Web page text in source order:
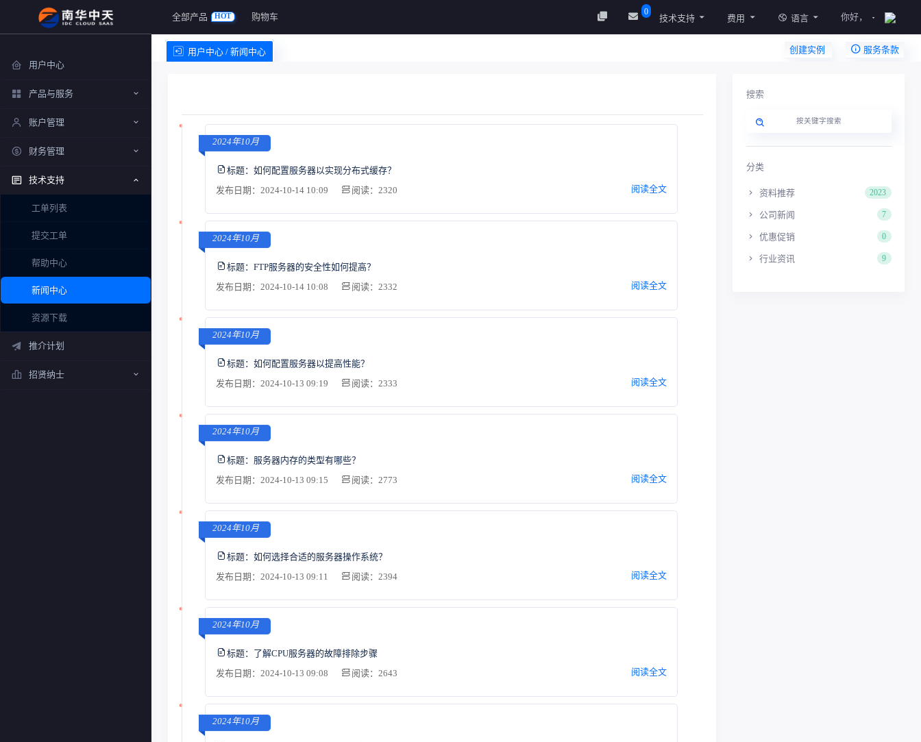
全部产品 HOT 购物车 0
技术支持 费用 语言 你好，
用户中心 / 新闻中心 创建实例
服务条款
用户中心
产品与服务
账户管理
财务管理
技术支持
工单列表
提交工单
帮助中心
新闻中心
资源下载
推介计划
招贤纳士
2024年10月
标题： 如何配置服务器以实现分布式缓存？
发布日期：2024-10-14 10:09
阅读：2320 阅读全文
2024年10月
标题： FTP服务器的安全性如何提高？
发布日期：2024-10-14 10:08
阅读：2332 阅读全文
2024年10月
标题： 如何配置服务器以提高性能？
发布日期：2024-10-13 09:19
阅读：2333 阅读全文
2024年10月
标题： 服务器内存的类型有哪些？
发布日期：2024-10-13 09:15
阅读：2773 阅读全文
2024年10月
标题： 如何选择合适的服务器操作系统？
发布日期：2024-10-13 09:11
阅读：2394 阅读全文
2024年10月
标题： 了解CPU服务器的故障排除步骤
发布日期：2024-10-13 09:08
阅读：2643 阅读全文
2024年10月
搜索
分类
资料推荐 2023
公司新闻 7
优惠促销 0
行业资讯 9